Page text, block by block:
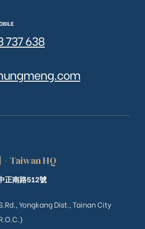
737 638
- Taiwan HQ
正南路512號
Yongkang Dist., Tainan City